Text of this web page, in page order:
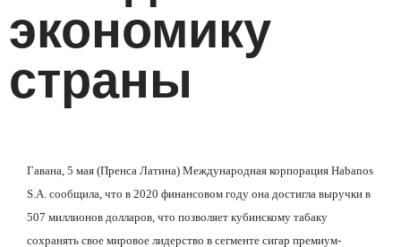
экономику
страны
Гавана, 5 мая (Пренса Латина) Международная корпорация Habanos
S.A. сообщила, что в 2020 финансовом году она достигла выручки в
507 миллионов долларов, что позволяет кубинскому табаку
сохранять свое мировое лидерство в сегменте сигар премиум-